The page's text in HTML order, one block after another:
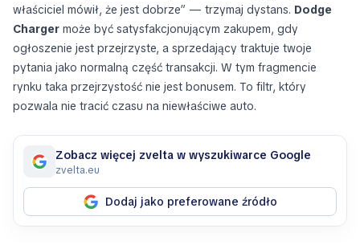
właściciel mówił, że jest dobrze” — trzymaj dystans. Dodge
Charger może być satysfakcjonującym zakupem, gdy
ogłoszenie jest przejrzyste, a sprzedający traktuje twoje
pytania jako normalną część transakcji. W tym fragmencie
rynku taka przejrzystość nie jest bonusem. To filtr, który
pozwala nie tracić czasu na niewłaściwe auto.
Zobacz więcej zvelta w wyszukiwarce Google
zvelta.eu
Dodaj jako preferowane źródło